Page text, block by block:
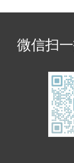
微信扫